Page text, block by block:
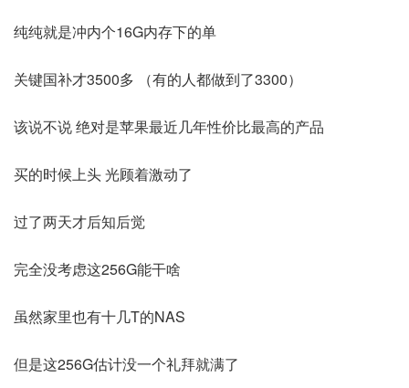
纯纯就是冲内个16G内存下的单
关键国补才3500多 （有的人都做到了3300）
该说不说 绝对是苹果最近几年性价比最高的产品
买的时候上头 光顾着激动了
过了两天才后知后觉
完全没考虑这256G能干啥
虽然家里也有十几T的NAS
但是这256G估计没一个礼拜就满了